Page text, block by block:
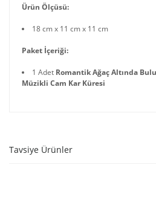
Ürün Ölçüsü:
18 cm x 11 cm x 11 cm
Paket İçeriği:
1 Adet Romantik Ağaç Altında
Müzikli Cam Kar Küresi
Tavsiye Ürünler